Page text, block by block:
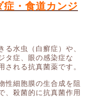
・食道カンジ
る水虫（白癬症）や、
タ症、眼の感染症な
される抗真菌薬です。
性細胞膜の生合成を阻
、殺菌的に抗真菌作用